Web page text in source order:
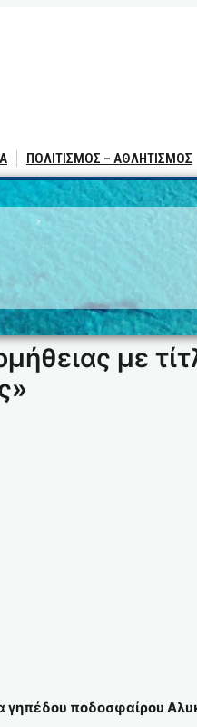
ΠΟΛΙΤΙΣΜΟΣ – ΑΘΛΗΤΙΣΜΟΣ
με
γηπέδου ποδοσφαίρου